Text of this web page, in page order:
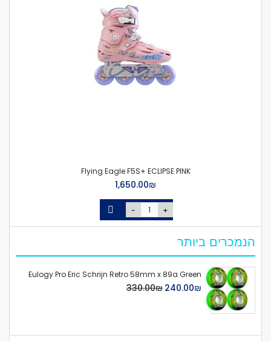
Flying Eagle F5S+ ECLIPSE PINK
₪‏1,650.00
- +
הנמכרים ביותר
Eulogy Pro Eric Schrijn Retro 58mm x 89a Green
S
a
₪‏240.00
₪‏330.00